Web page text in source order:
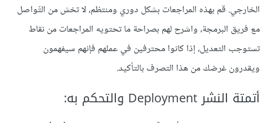
الخارجي. قم بهذه المراجعات بشكل دوري ومنتظم، لا تخش من التّواصل
مع فريق البرمجة، واشرح لهم بصراحة ما تحتويه المراجعات من نقاط
تستوجب التعديل، إذا كانوا محترفين في عملهم فإنهم سيفهمون
ويقدرون غرضك من هذا التصرف بالتأكيد.
أتمتة النشر Deployment والتحكم به: